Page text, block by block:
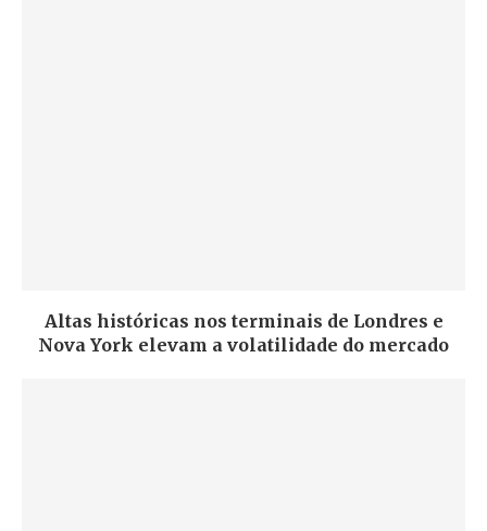
Altas históricas nos terminais de Londres e
Nova York elevam a volatilidade do mercado